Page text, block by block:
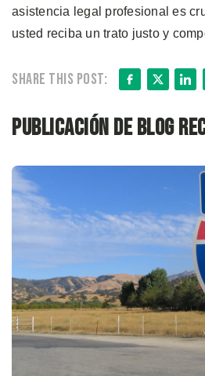
asistencia legal profesional es
usted reciba un trato justo y
Share this post: X
Publicación de blog